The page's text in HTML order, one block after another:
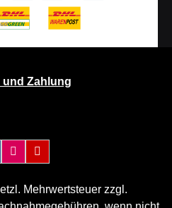
und Zahlung
Mehrwertsteuer zzgl.